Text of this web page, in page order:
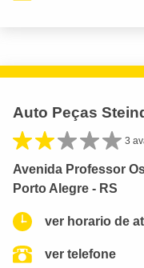
Auto Peças
3
Avenida Professor
Porto Alegre - RS
ver horario de
ver telefone